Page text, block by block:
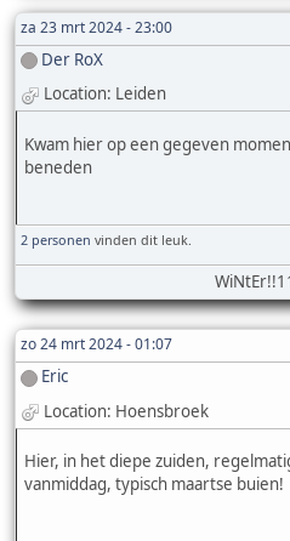
za 23 mrt 2024 - 23:00
Der RoX
Location: Leiden
Kwam hier op een gegeven
beneden
2 personen vinden dit leuk.
zo 24 mrt 2024 - 01:07
Eric
Location: Hoensbroek
Hier, in het diepe zuiden,
vanmiddag, typisch maartse buien!